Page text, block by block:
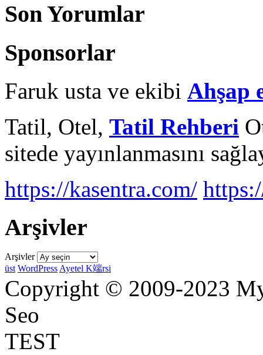
Son Yorumlar
Sponsorlar
Faruk usta ve ekibi Ahşap
Tatil, Otel, Tatil Rehberi
sitede yayınlanmasını
https://kasentra.com/
Arşivler
Arşivler
üst WordPress Ayetel K端rsi
Copyright © 2009-2023
Seo
TEST